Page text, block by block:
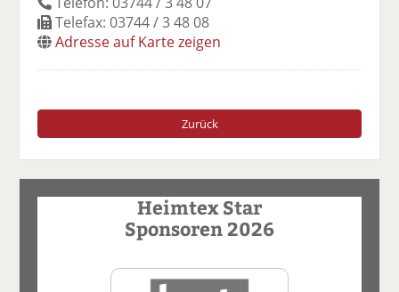
Telefax: 03744 / 3 48 08
Adresse auf Karte zeigen
Zurück